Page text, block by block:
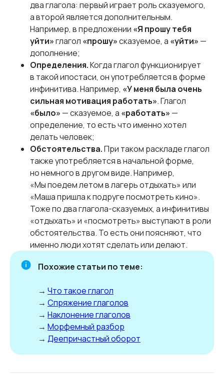
два глагола: первый играет роль сказуемого,
а второй является дополнительным.
Например, в предложении «Я прошу тебя
уйти»глагол «прошу»сказуемое, а «уйти» —
дополнение;
Определения.Когда глагол функционирует
в такой ипостаси, он употребляется в форме
инфинитива. Например, «У меня была очень
сильная мотивация работать». Глагол
«было» — сказуемое, а «работать» —
определение, то есть что именно хотел
делать человек;
Обстоятельства.При таком раскладе глагол
также употребляется в начальной форме,
но немного в другом виде. Например,
«Мы поедем летом в лагерь отдыхать» или
«Маша пришла к подруге посмотреть кино».
Тоже по два глагола-сказуемых, а инфинитивы
«отдыхать» и «посмотреть» выступают в роли
обстоятельства. То есть они поясняют, что
именно люди хотят сделать или делают.
Похожие статьи по теме:
→ Что такое глагол
→ Спряжение глаголов
→ Наклонение глаголов
→ Морфемный разбор
→ Деепричастный оборот